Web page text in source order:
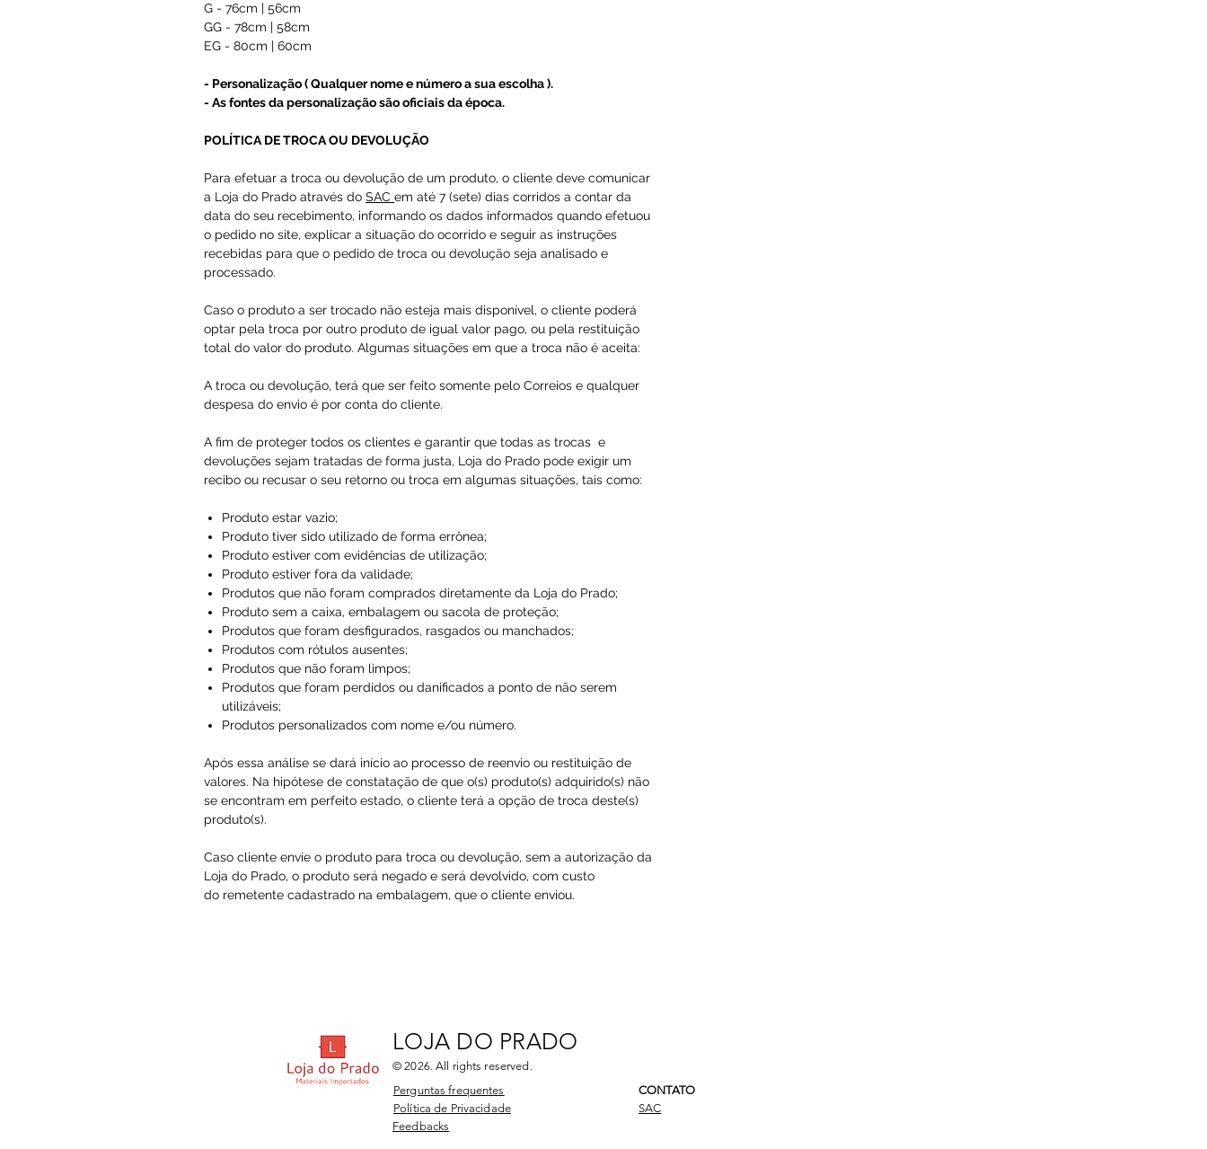
G - 76cm | 56cm
GG - 78cm | 58cm
EG - 80cm | 60cm
- Personalização ( Qualquer nome e número a sua escolha ).
- As fontes da personalização são oficiais da época.
POLÍTICA DE TROCA OU DEVOLUÇÃO
Para efetuar a troca ou devolução de um produto, o cliente deve comunicar
a Loja do Prado através do SAC em até 7 (sete) dias corridos a contar da
data do seu recebimento, informando os dados informados quando efetuou
o pedido no site, explicar a situação do ocorrido e seguir as instruções
recebidas para que o pedido de troca ou devolução seja analisado e
processado.
Caso o produto a ser trocado não esteja mais disponível, o cliente poderá
optar pela troca por outro produto de igual valor pago, ou pela restituição
total do valor do produto. Algumas situações em que a troca não é aceita:
A troca ou devolução, terá que ser feito somente pelo Correios e qualquer
despesa do envio é por conta do cliente.
A fim de proteger todos os clientes e garantir que todas as trocas e
devoluções sejam tratadas de forma justa, Loja do Prado pode exigir um
recibo ou recusar o seu retorno ou troca em algumas situações, tais como:
Produto estar vazio;
Produto tiver sido utilizado de forma errônea;
Produto estiver com evidências de utilização;
Produto estiver fora da validade;
Produtos que não foram comprados diretamente da Loja do Prado;
Produto sem a caixa, embalagem ou sacola de proteção;
Produtos que foram desfigurados, rasgados ou manchados;
Produtos com rótulos ausentes;
Produtos que não foram limpos;
Produtos que foram perdidos ou danificados a ponto de não serem
utilizáveis;
Produtos personalizados com nome e/ou número.
Após essa análise se dará início ao processo de reenvio ou restituição de
valores. Na hipótese de constatação de que o(s) produto(s) adquirido(s) não
se encontram em perfeito estado, o cliente terá a opção de troca deste(s)
produto(s).
Caso cliente envie o produto para troca ou devolução, sem a autorização da
Loja do Prado, o produto será negado e será devolvido, com custo
do remetente cadastrado na embalagem, que o cliente enviou.​
LOJA DO PRADO
© 2026. All rights reserved.
Perguntas frequentes
Política de Privacidade
CONTATO
SAC
Feedbacks